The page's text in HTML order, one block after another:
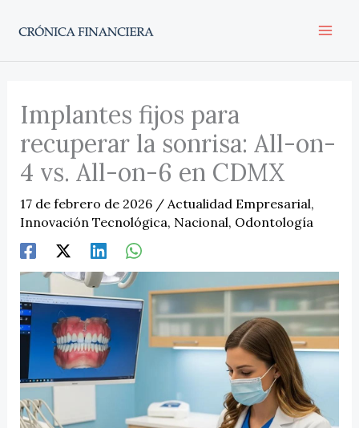
Implantes fijos para
recuperar la sonrisa: All-on-
4 vs. All-on-6 en CDMX
17 de febrero de 2026 / Actualidad Empresarial,
Innovación Tecnológica, Nacional, Odontología